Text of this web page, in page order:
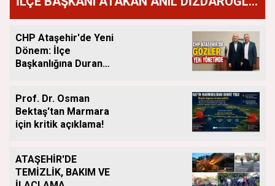
OLDU
CHP Ataşehir'de Yeni
Dönem: İlçe
Başkanlığına Duran
Prof. Dr. Osman
Bektaş'tan Marmara
için kritik açıklama!
ATAŞEHİR'DE
TEMİZLİK, BAKIM VE